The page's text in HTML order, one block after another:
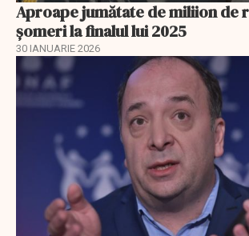
Aproape jumătate de miliion de
șomeri la finalul lui 2025
30 IANUARIE 2026